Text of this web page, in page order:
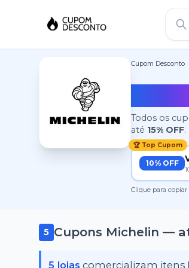
Cupom Desconto
Todos os
até 15% OFF.
🏆 Top Cupom
10% OFF
Clique para
5 Cupons Michelin —
5 lojas comercializam itens